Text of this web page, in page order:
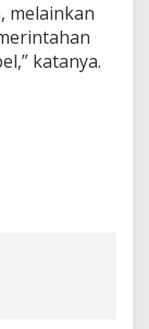
melainkan
katanya.